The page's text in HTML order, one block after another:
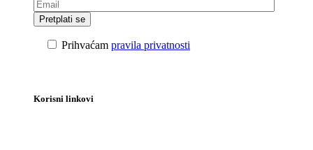
Prihvaćam pravila privatnosti
Korisni linkovi